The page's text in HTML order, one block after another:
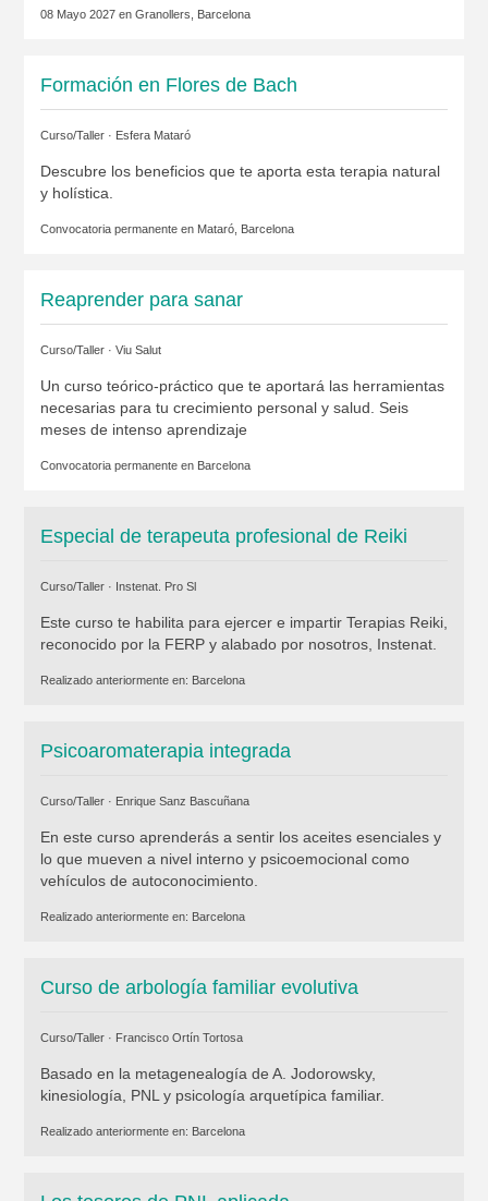
08 Mayo 2027 en Granollers, Barcelona
Formación en Flores de Bach
Curso/Taller · Esfera Mataró
Descubre los beneficios que te aporta esta terapia natural
y holística.
Convocatoria permanente en Mataró, Barcelona
Reaprender para sanar
Curso/Taller · Viu Salut
Un curso teórico-práctico que te aportará las herramientas
necesarias para tu crecimiento personal y salud. Seis
meses de intenso aprendizaje
Convocatoria permanente en Barcelona
Especial de terapeuta profesional de Reiki
Curso/Taller · Instenat. Pro Sl
Este curso te habilita para ejercer e impartir Terapias Reiki,
reconocido por la FERP y alabado por nosotros, Instenat.
Realizado anteriormente en: Barcelona
Psicoaromaterapia integrada
Curso/Taller · Enrique Sanz Bascuñana
En este curso aprenderás a sentir los aceites esenciales y
lo que mueven a nivel interno y psicoemocional como
vehículos de autoconocimiento.
Realizado anteriormente en: Barcelona
Curso de arbología familiar evolutiva
Curso/Taller · Francisco Ortín Tortosa
Basado en la metagenealogía de A. Jodorowsky,
kinesiología, PNL y psicología arquetípica familiar.
Realizado anteriormente en: Barcelona